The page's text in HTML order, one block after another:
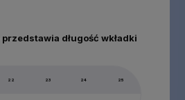
długość wkładki
22 23 24 25